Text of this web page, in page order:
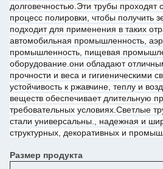
долговечностью.Эти трубы проходят
процесс полировки, чтобы получить
подходит для применения в таких
автомобильная промышленность,
промышленность, пищевая
оборудование.они обладают
прочности и веса и гигиеническими
устойчивость к ржавчине, теплу и
веществ обеспечивает длительную
требовательных условиях.Светлые
стали универсальны., надежная и
структурных, декоративных и
Размер продукта